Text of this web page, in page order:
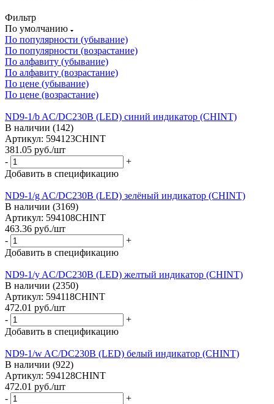
Фильтр
По умолчанию
По популярности (убывание)
По популярности (возрастание)
По алфавиту (убывание)
По алфавиту (возрастание)
По цене (убывание)
По цене (возрастание)
ND9-1/b AC/DC230В (LED) синий индикатор (CHINT)
В наличии (142)
Артикул: 594123CHINT
381.05 руб./шт
-
+
Добавить в спецификацию
ND9-1/g AC/DC230В (LED) зелёный индикатор (CHINT)
В наличии (3169)
Артикул: 594108CHINT
463.36 руб./шт
-
+
Добавить в спецификацию
ND9-1/y AC/DC230В (LED) желтый индикатор (CHINT)
В наличии (2350)
Артикул: 594118CHINT
472.01 руб./шт
-
+
Добавить в спецификацию
ND9-1/w AC/DC230В (LED) белый индикатор (CHINT)
В наличии (922)
Артикул: 594128CHINT
472.01 руб./шт
-
+